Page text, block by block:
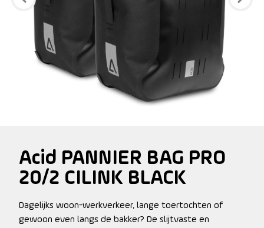
Acid PANNIER BAG PRO
20/2 CILINK BLACK
Dagelijks woon-werkverkeer, lange toertochten of
gewoon even langs de bakker? De slijtvaste en